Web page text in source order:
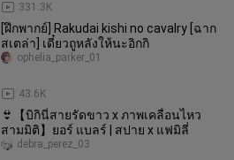
331.3K
[ฝึกพากย์] Rakudai kishi no cavalry [ฉาก
สเตล่า] เดี๋ยวถูหลังให้นะอิกกิ
43.6K
ophelia_parker_01
👙【บิกินี่สายรัดขาว x ภาพเคลื่อนไหว
สามมิติ】ยอร์ แบลร์ | สปาย x แฟมิลี่
debra_perez_03